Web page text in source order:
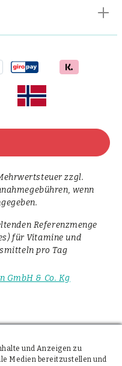
zzgl.
wenn
Referenzmenge
für Vitamine und
pro Tag
und Anzeigen zu
Medien bereitzustellen und